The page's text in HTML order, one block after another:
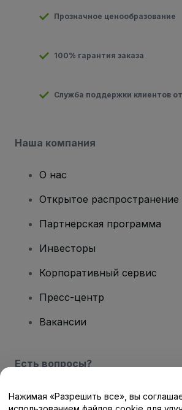
Прозначное ценообразование
100% гарантия заказа
Служба поддержки клиентов
Наша компания
О нас
Открытое распространение
Партнерская программа
Инвесторы
Корпоративный сервис
Пресс-центр
Вакансии
Есть вопросы?
Центр помощи / Свяжитесь
Нажимая «Разрешить все», вы